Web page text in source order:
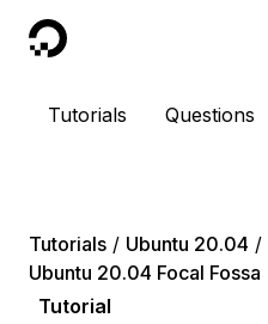
DigitalOcean
Tutorials Questions
Tutorials Ubuntu 20.04
Ubuntu 20.04 Focal Fossa
Tutorial